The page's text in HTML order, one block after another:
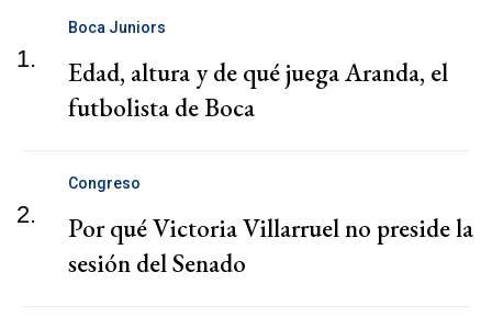
1.
Boca Juniors
Edad, altura y de qué juega Aranda, el
futbolista de Boca
2.
Congreso
Por qué Victoria Villarruel no preside la
sesión del Senado